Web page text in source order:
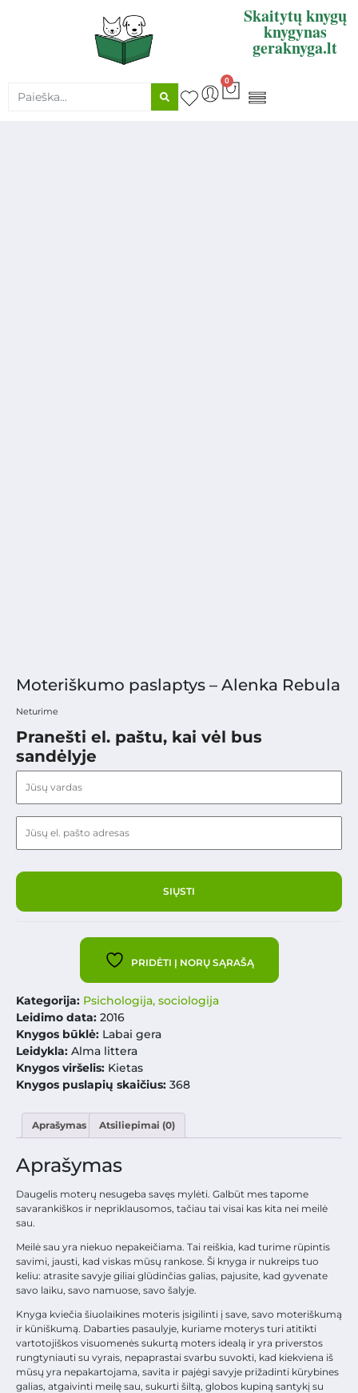
Skaitytų knygų
knygynas
geraknyga.lt
0
Moteriškumo paslaptys – Alenka Rebula
Neturime
Pranešti el. paštu, kai vėl bus
sandėlyje
PRIDĖTI Į NORŲ SĄRAŠĄ
Kategorija: Psichologija, sociologija
Leidimo data: 2016
Knygos būklė: Labai gera
Leidykla: Alma littera
Knygos viršelis: Kietas
Knygos puslapių skaičius: 368
Aprašymas Atsiliepimai (0)
Aprašymas
Daugelis moterų nesugeba savęs mylėti. Galbūt mes tapome
savarankiškos ir nepriklausomos, tačiau tai visai kas kita nei meilė
sau.
Meilė sau yra niekuo nepakeičiama. Tai reiškia, kad turime rūpintis
savimi, jausti, kad viskas mūsų rankose. Ši knyga ir nukreips tuo
keliu: atrasite savyje giliai glūdinčias galias, pajusite, kad gyvenate
savo laiku, savo namuose, savo šalyje.
Knyga kviečia šiuolaikines moteris įsigilinti į save, savo moteriškumą
ir kūniškumą. Dabarties pasaulyje, kuriame moterys turi atitikti
vartotojiškos visuomenės sukurtą moters idealą ir yra priverstos
rungtyniauti su vyrais, nepaprastai svarbu suvokti, kad kiekviena iš
mūsų yra nepakartojama, savita ir pajėgi savyje prižadinti kūrybines
galias, atgaivinti meilę sau, sukurti šiltą, globos kupiną santykį su